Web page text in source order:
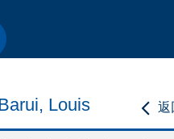
返
Louis